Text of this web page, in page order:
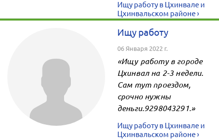
Ищу работу в Цхинвале и
Цхинвальском районе ›
Ищу работу
06 Января 2022 г.
«Ищу работу в городе
Цхинвал на 2-3 недели.
Сам тут проездом,
срочно нужны
деньги.9298043291.»
Ищу работу в Цхинвале и
Цхинвальском районе ›